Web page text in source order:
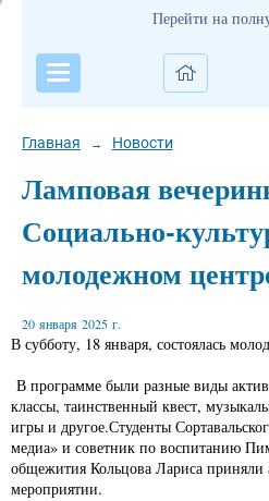
Перейти на
Главная → Новости
Ламповая
Социально-
молодежном
20 января 2025 г.
В субботу, 18 января, состоялась
В программе были разные виды
классы, таинственный квест,
игры и другое.Студенты
медиа» и советник по воспитанию
общежития Кольцова Лариса приняли
мероприятии.